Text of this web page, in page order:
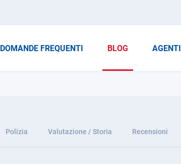
DOMANDE FREQUENTI BLOG AGENTI
Polizia Valutazione / Storia Recensioni